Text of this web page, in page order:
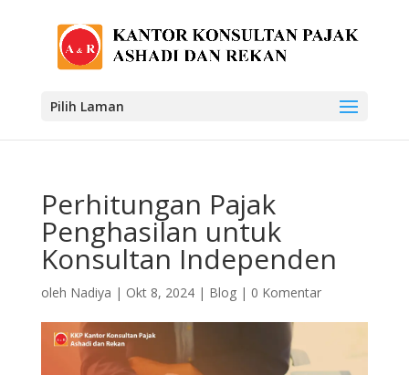
Pilih Laman
Perhitungan Pajak
Penghasilan untuk
Konsultan Independen
oleh Nadiya | Okt 8, 2024| Blog| 0 Komentar